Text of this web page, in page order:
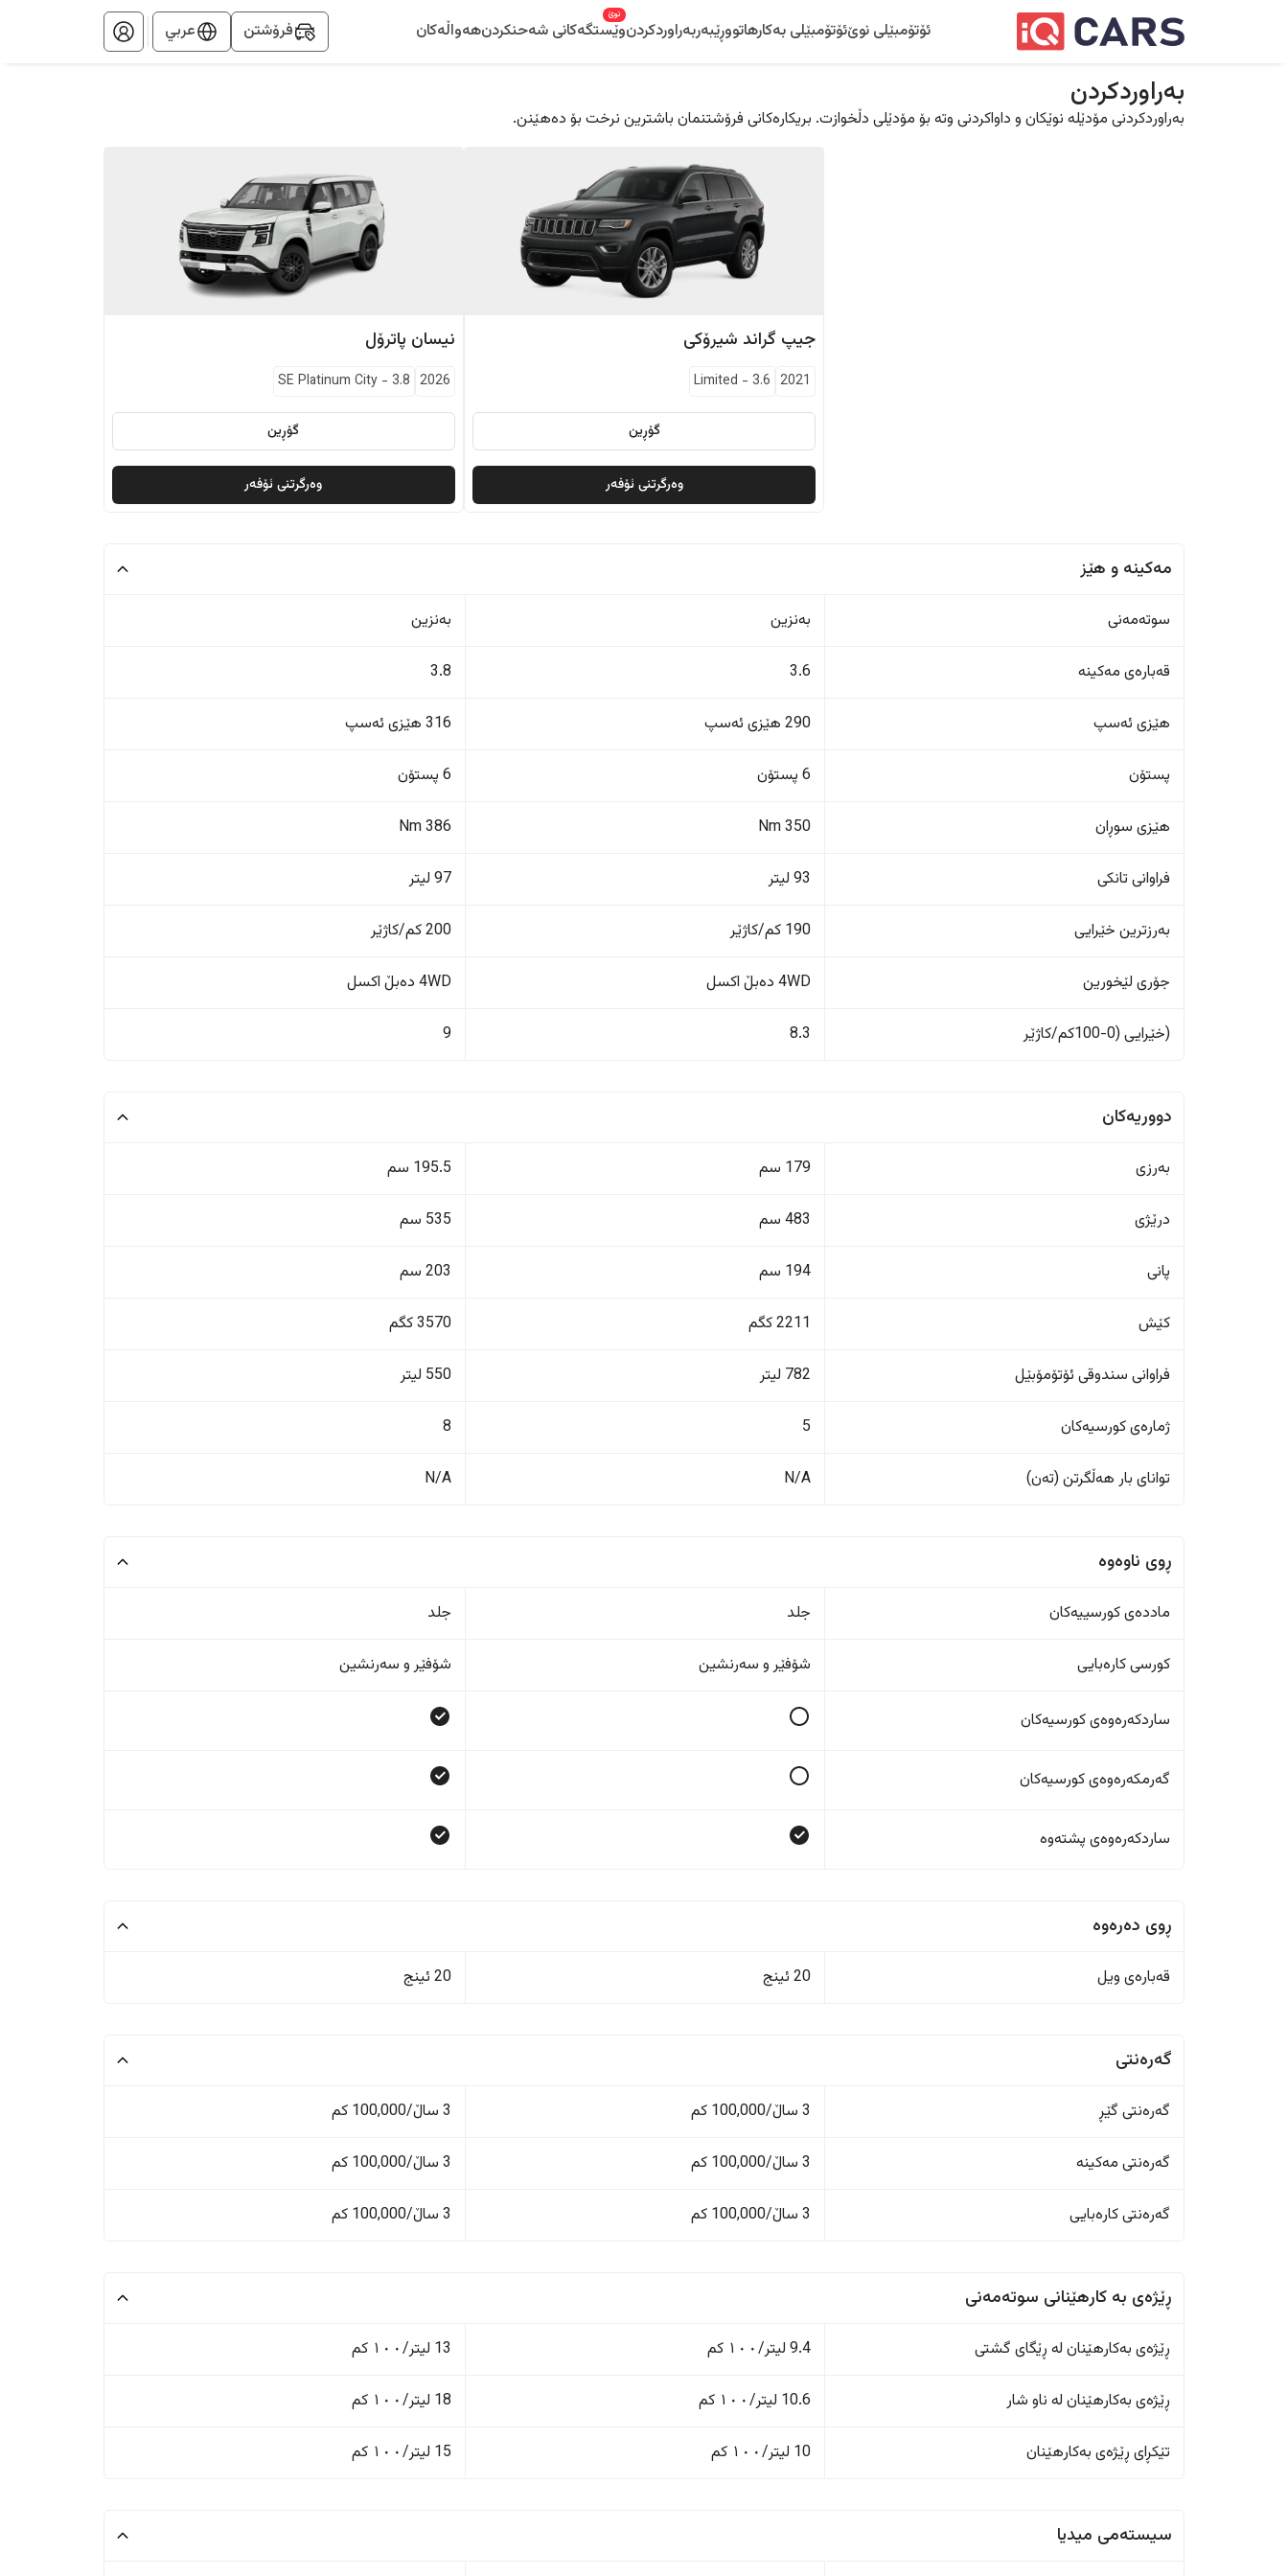
ئۆتۆمبێلی نوێئۆتۆمبێلی بەکارهاتووڕێبەربەراوردکردنوێستگەکانی شەحنکردن
نوێ
هەواڵەکان فرۆشتن عربي
بەراوردکردن
بەراوردکردنی مۆدێلە نوێکان و داواکردنی وتە بۆ مۆدێلی دڵخوازت. بریکارەکانی فرۆشتنمان باشترین نرخت بۆ دەهێنن.
جیپ گراند شیرۆکی
2021
Limited - 3.6
گۆڕین
وەرگرتنی ئۆفەر
نیسان پاترۆل
2026
SE Platinum City- 3.8
گۆڕین
وەرگرتنی ئۆفەر
مەکینە و هێز
سوتەمەنی بەنزین بەنزین
قەبارەی مەکینە 3.6
3.8
هێزی ئەسپ 290 هێزی ئەسپ 316 هێزی ئەسپ
پستۆن 6 پستۆن 6 پستۆن
هێزی سوڕان 350 Nm
386 Nm
فراوانی تانکی 93 لیتر 97 لیتر
بەرزترین خێرایی 190 کم/کاژێر 200 کم/کاژێر
جۆری لێخورین 4WD دەبڵ اکسل 4WD دەبڵ اکسل
(خێرایی (0-100کم/کاژێر 8.3
9
دووریەکان
بەرزی 179 سم 195.5 سم
درێژی 483 سم 535 سم
پانی 194 سم 203 سم
کێش 2211 کگم 3570 کگم
فراوانی سندوقی ئۆتۆمۆبێل 782 لیتر 550 لیتر
ژمارەی کورسیەکان 5
8
تواناى بار هەڵگرتن (تەن) N/A
N/A
ڕوی ناوەوە
ماددەی کورسییەکان جلد جلد
کورسی کارەبایی شۆفێر و سەرنشین شۆفێر و سەرنشین
ساردکەرەوەی کورسیەکان
گەرمکەرەوەی کورسیەکان
ساردکەرەوەی پشتەوە
ڕوی دەرەوە
قەبارەی ویل 20 ئینج 20 ئینج
گەرەنتی
گەرەنتی گێڕ 3 ساڵ/100,000 کم 3 ساڵ/100,000 کم
گەرەنتی مەکینە 3 ساڵ/100,000 کم 3 ساڵ/100,000 کم
گەرەنتی کارەبایی 3 ساڵ/100,000 کم 3 ساڵ/100,000 کم
ڕێژەى به کارهێنانی سوتەمەنی
ڕێژەى بەکارهێنان له ڕێگای گشتی 9.4 لیتر/١٠٠ کم 13 لیتر/١٠٠ کم
ڕێژەى بەکارهێنان له ناو شار 10.6 لیتر/١٠٠ کم 18 لیتر/١٠٠ کم
تێکڕای ڕێژەى بەکارهێنان 10 لیتر/١٠٠ کم 15 لیتر/١٠٠ کم
سیستەمی میدیا